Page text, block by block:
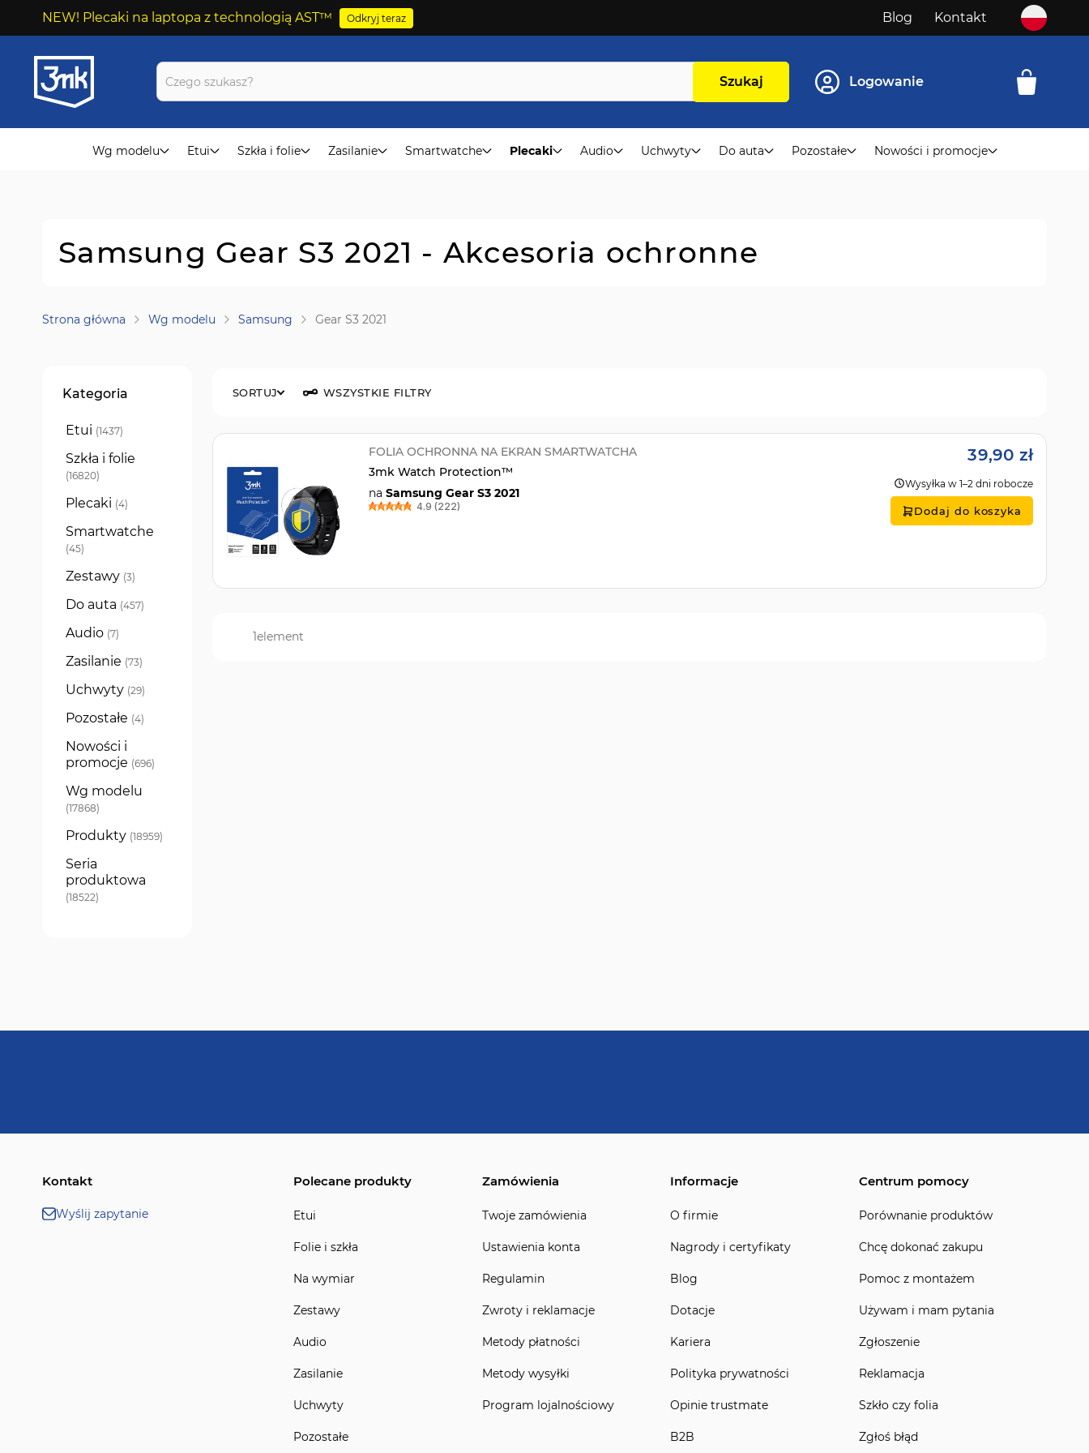
NEW! Plecaki na laptopa z technologią AST™ Odkryj teraz
Przejdź
do
treści
Blog Kontakt
Szukaj Logowanie
Wg modelu Etui Szkła i folie Zasilanie Smartwatche Plecaki Audio Uchwyty Do auta Pozostałe Nowości i promocje
Samsung Gear S3 2021 - Akcesoria ochronne
Strona główna Wg modelu Samsung Gear S3 2021
WSZYSTKIE FILTRY
SORTUJ
FOLIA OCHRONNA NA EKRAN SMARTWATCHA
3mk Watch Protection™
na Samsung Gear S3 2021
4.9 (222)
39,90 zł
Wysyłka w 1–2 dni robocze
Dodaj do koszyka
1element
Kategoria
Etui 1437
produkty
Szkła i folie
16820
produkty
Plecaki 4
produkty
Smartwatche
45
produkty
Zestawy 3
produkty
Do auta 457
produkty
Audio 7
produkty
Zasilanie 73
produkty
Uchwyty 29
produkty
Pozostałe 4
produkty
Nowości i
promocje 696
produkty
Wg modelu
17868
produkty
Produkty 18959
produkty
Seria
produktowa
18522
produkty
Kontakt
Wyślij zapytanie
Polecane produkty
Etui
Folie i szkła
Na wymiar
Zestawy
Audio
Zasilanie
Uchwyty
Pozostałe
Zamówienia
Twoje zamówienia
Ustawienia konta
Regulamin
Zwroty i reklamacje
Metody płatności
Metody wysyłki
Program lojalnościowy
Informacje
O firmie
Nagrody i certyfikaty
Blog
Dotacje
Kariera
Polityka prywatności
Opinie trustmate
B2B
Centrum pomocy
Porównanie produktów
Chcę dokonać zakupu
Pomoc z montażem
Używam i mam pytania
Zgłoszenie
Reklamacja
Szkło czy folia
Zgłoś błąd